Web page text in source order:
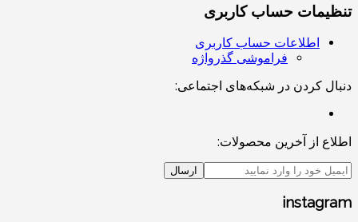
تنظیمات حساب کاربری
اطلاعات حساب کاربری
فراموشی گذرواژه
دنبال کردن در شبکه‌های اجتماعی:
اطلاع از آخرین محصولات:
ارسال
instagram